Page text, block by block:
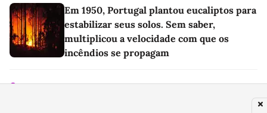
Em 1950, Portugal plantou eucaliptos para
estabilizar seus solos. Sem saber,
multiplicou a velocidade com que os
incêndios se propagam
8 FAMOSOS